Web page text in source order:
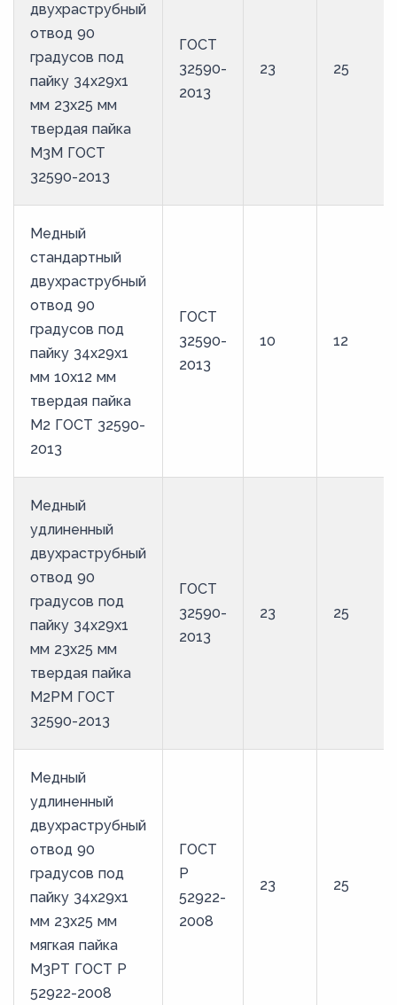
двухраструбный
отвод 90
градусов под
пайку 34х29х1
мм 23х25 мм
твердая пайка
М3М ГОСТ
32590-2013
ГОСТ
32590-
2013
23 25
Медный
стандартный
двухраструбный
отвод 90
градусов под
пайку 34х29х1
мм 10х12 мм
твердая пайка
М2 ГОСТ 32590-
2013
ГОСТ
32590-
2013
10 12
Медный
удлиненный
двухраструбный
отвод 90
градусов под
пайку 34х29х1
мм 23х25 мм
твердая пайка
М2РМ ГОСТ
32590-2013
ГОСТ
32590-
2013
23 25
Медный
удлиненный
двухраструбный
отвод 90
градусов под
пайку 34х29х1
мм 23х25 мм
мягкая пайка
М3РТ ГОСТ Р
52922-2008
ГОСТ
Р
52922-
2008
23 25